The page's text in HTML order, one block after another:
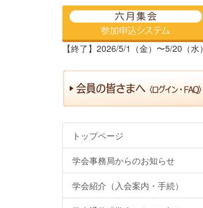
【終了】2026/5/1（金）〜5/20（水）
トップページ
学会事務局からのお知らせ
学会紹介（入会案内・手続）